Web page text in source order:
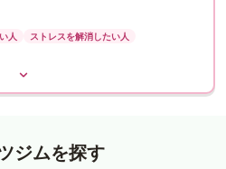
人 ストレスを解消したい人
ジムを探す